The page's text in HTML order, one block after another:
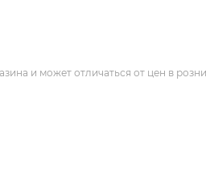
и может отличаться от цен в